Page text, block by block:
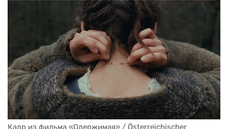
Кадр из фильма «Одержимая» / Österreichischer